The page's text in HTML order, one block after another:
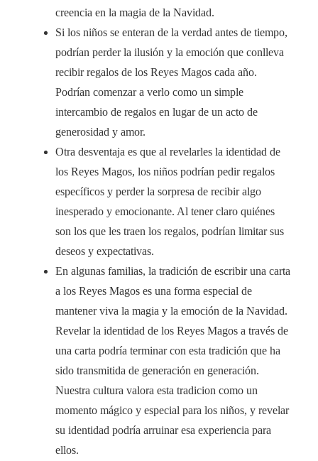
creencia en la magia de la Navidad.
Si los niños se enteran de la verdad antes de tiempo,
podrían perder la ilusión y la emoción que conlleva
recibir regalos de los Reyes Magos cada año.
Podrían comenzar a verlo como un simple
intercambio de regalos en lugar de un acto de
generosidad y amor.
Otra desventaja es que al revelarles la identidad de
los Reyes Magos, los niños podrían pedir regalos
específicos y perder la sorpresa de recibir algo
inesperado y emocionante. Al tener claro quiénes
son los que les traen los regalos, podrían limitar sus
deseos y expectativas.
En algunas familias, la tradición de escribir una carta
a los Reyes Magos es una forma especial de
mantener viva la magia y la emoción de la Navidad.
Revelar la identidad de los Reyes Magos a través de
una carta podría terminar con esta tradición que ha
sido transmitida de generación en generación.
Nuestra cultura valora esta tradicion como un
momento mágico y especial para los niños, y revelar
su identidad podría arruinar esa experiencia para
ellos.